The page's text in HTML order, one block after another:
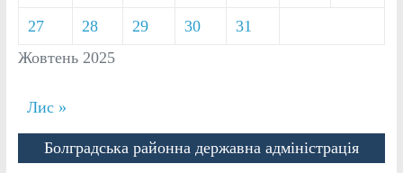
Жовтень 2025
27 28 29 30 31
Лис »
Болградська районна державна адміністрація